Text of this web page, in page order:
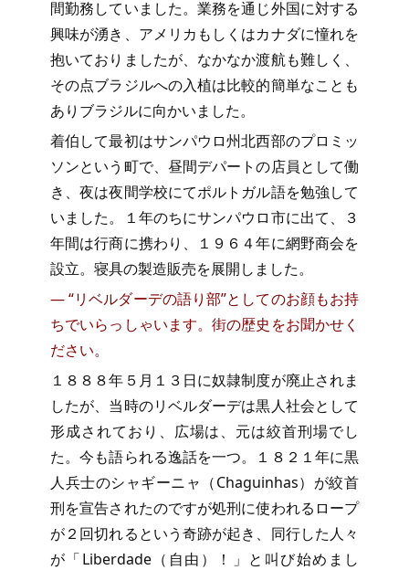
間勤務していました。業務を通じ外国に対する
興味が湧き、アメリカもしくはカナダに憧れを
抱いておりましたが、なかなか渡航も難しく、
その点ブラジルへの入植は比較的簡単なことも
ありブラジルに向かいました。
着伯して最初はサンパウロ州北西部のプロミッ
ソンという町で、昼間デパートの店員として働
き、夜は夜間学校にてポルトガル語を勉強して
いました。１年のちにサンパウロ市に出て、３
年間は行商に携わり、１９６４年に網野商会を
設立。寝具の製造販売を展開しました。
― “リベルダーデの語り部”としてのお顔もお持
ちでいらっしゃいます。街の歴史をお聞かせく
ださい。
１８８８年５月１３日に奴隷制度が廃止されま
したが、当時のリベルダーデは黒人社会として
形成されており、広場は、元は絞首刑場でし
た。今も語られる逸話を一つ。１８２１年に黒
人兵士のシャギーニャ（Chaguinhas）が絞首
刑を宣告されたのですが処刑に使われるロープ
が２回切れるという奇跡が起き、同行した人々
が「Liberdade（自由）！」と叫び始めまし